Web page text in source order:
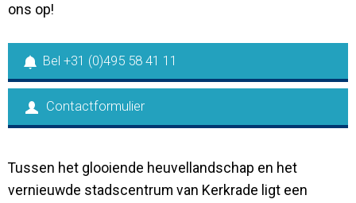
ons op!
Bel +31 (0)495 58 41 11
Contactformulier
Tussen het glooiende heuvellandschap en het
vernieuwde stadscentrum van Kerkrade ligt een